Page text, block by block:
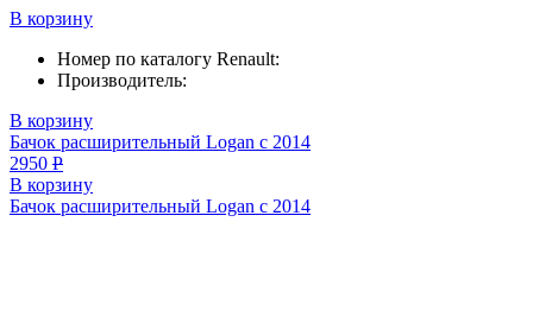
В корзину
Номер по каталогу Renault:
Производитель:
В корзину
Бачок расширительный Logan с 2014
2950 Р
В корзину
Бачок расширительный Logan с 2014